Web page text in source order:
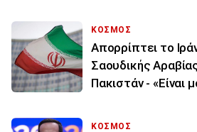
ΚΟΣΜΟΣ
Απορρίπτει το
Σαουδικής
Πακιστάν - «Είναι
ΚΟΣΜΟΣ